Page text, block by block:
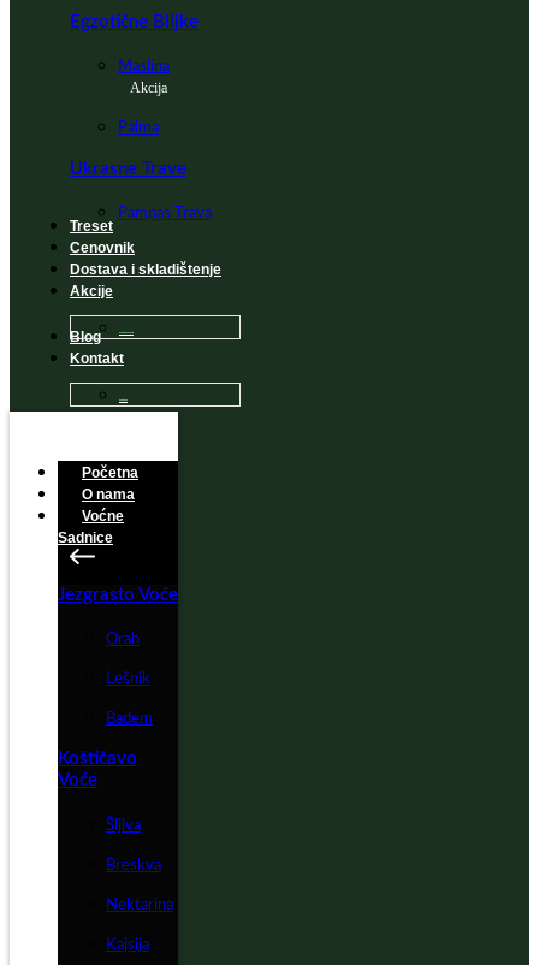
Egzotične Biljke
Maslina
Akcija
Palma
Ukrasne Trave
Pampas Trava
Treset
Cenovnik
Dostava i skladištenje
Akcije
Blog
Kontakt
Početna
O nama
Voćne
Sadnice
Jezgrasto Voće
Orah
Lešnik
Badem
Koštičavo
Voće
Šljiva
Breskva
Nektarina
Kajsija